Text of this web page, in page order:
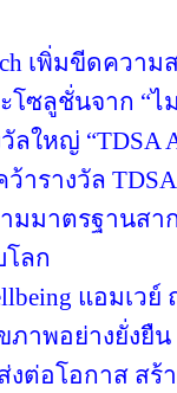
เพิ่มขีดควา
โซลูชั่นจาก “
ใหญ่ “TDSA
ารางวัล
มาตรฐานสา
ลก
แอมเ
ภาพอย่างยั่งยืน
ต่อโอกาส สร้